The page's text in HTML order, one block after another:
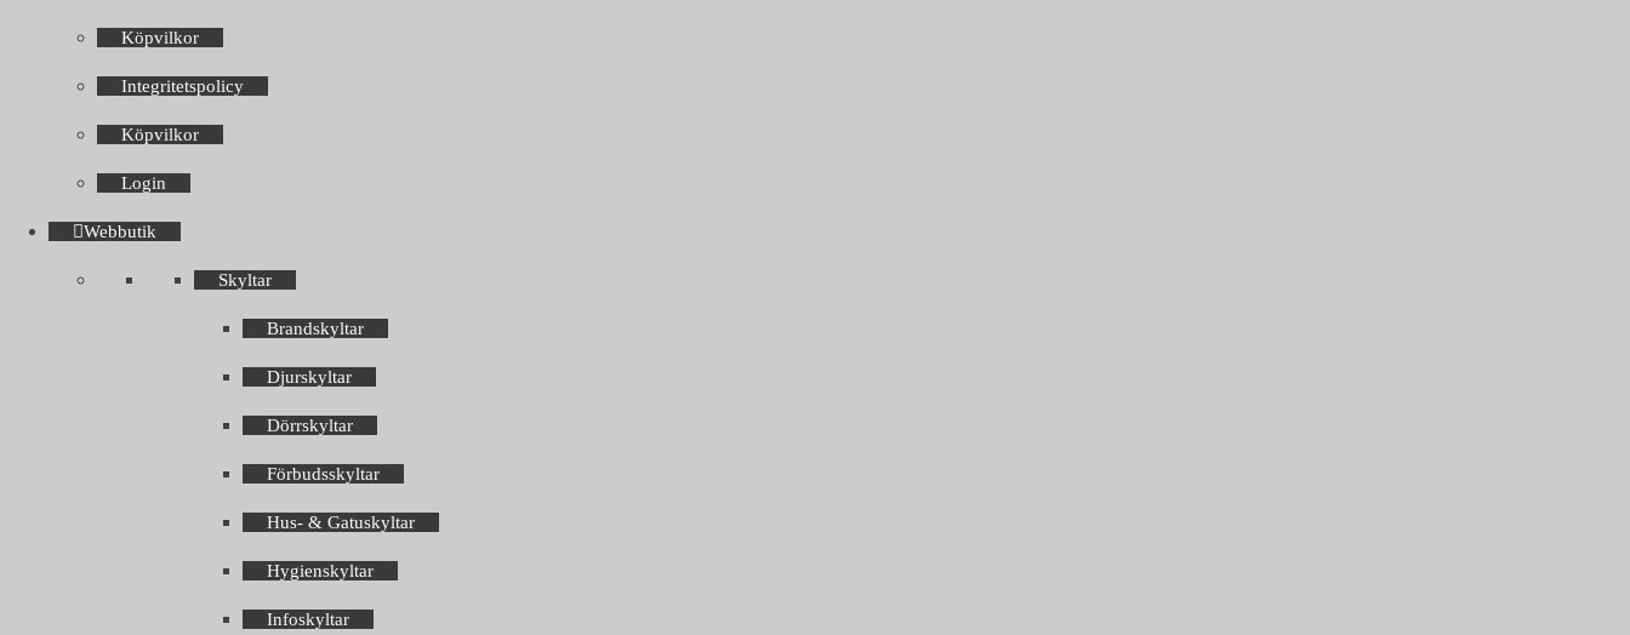
Köpvilkor
Integritetspolicy
Köpvilkor
Login
Webbutik
Skyltar
Brandskyltar
Djurskyltar
Dörrskyltar
Förbudsskyltar
Hus- & Gatuskyltar
Hygienskyltar
Infoskyltar